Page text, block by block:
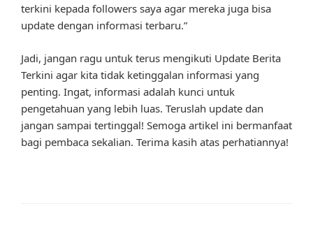
terkini kepada followers saya agar mereka juga bisa
update dengan informasi terbaru.”
Jadi, jangan ragu untuk terus mengikuti Update Berita
Terkini agar kita tidak ketinggalan informasi yang
penting. Ingat, informasi adalah kunci untuk
pengetahuan yang lebih luas. Teruslah update dan
jangan sampai tertinggal! Semoga artikel ini bermanfaat
bagi pembaca sekalian. Terima kasih atas perhatiannya!